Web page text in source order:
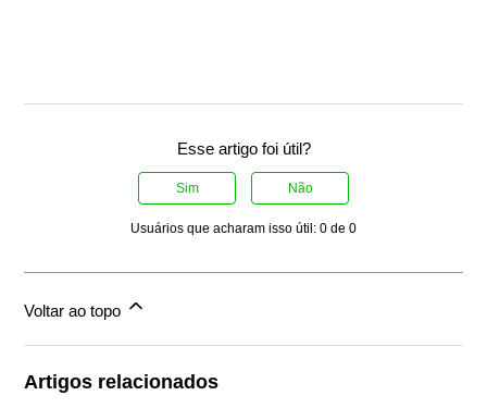
Esse artigo foi útil?
Sim Não
Usuários que acharam isso útil: 0 de 0
Voltar ao topo
Artigos relacionados